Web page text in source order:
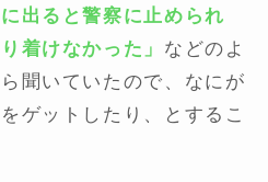
に出ると警察に止められ
着けなかった」 などのよ
聞いていたので、なにが
ゲットしたり、とするこ